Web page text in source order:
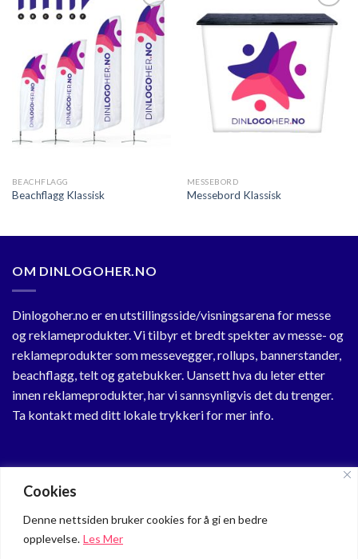
Cookies
Denne nettsiden bruker cookies for å gi en bedre
opplevelse. Les Mer
Legg til
ønskeliste
BEACHFLAGG
Beachflagg Klassisk
MESSEBORD
Messebord Klassisk
OM DINLOGOHER.NO
Dinlogoher.no er en utstillingsside/visningsarena for messe
og reklameprodukter. Vi tilbyr et bredt spekter av messe- og
reklameprodukter som messevegger, rollups, bannerstander,
beachflagg, telt og gatebukker. Uansett hva du leter etter
innen reklameprodukter, har vi sannsynligvis det du trenger.
Ta kontakt med ditt lokale trykkeri for mer info.
KUNDESENTER
Min Profil
Om oss